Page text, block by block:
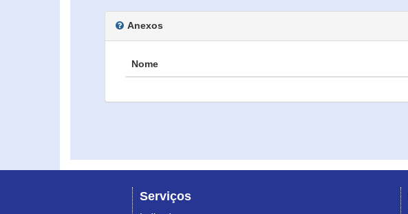
Anexos
Nome
Serviços